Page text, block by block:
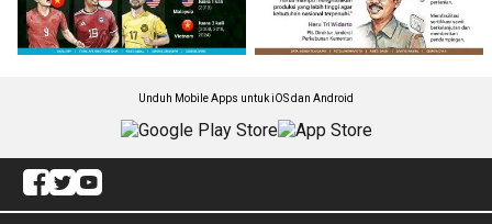
Unduh Mobile Apps untuk iOS dan Android